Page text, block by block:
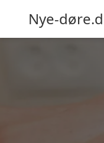
Nye-